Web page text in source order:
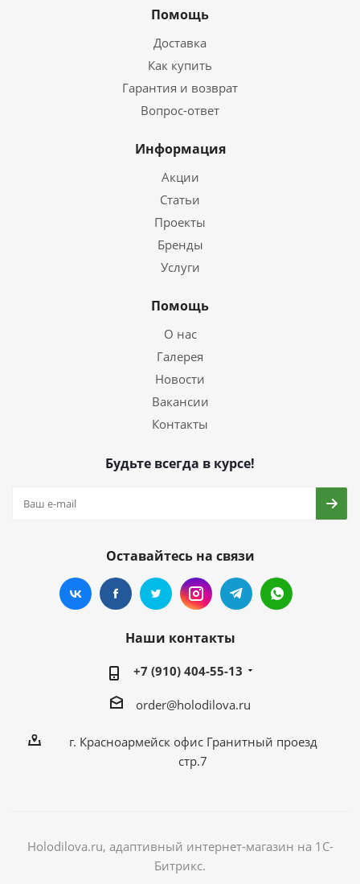
Помощь
Доставка
Как купить
Гарантия и возврат
Вопрос-ответ
Информация
Акции
Статьи
Проекты
Бренды
Услуги
Помощь
О нас
Галерея
Новости
Вакансии
Контакты
Будьте всегда в курсе!
Оставайтесь на связи
Наши контакты
+7 (910) 404-55-13
order@holodilova.ru
г. Красноармейск офис Гранитный проезд
стр.7
Holodilova.ru, адаптивный интернет-магазин на 1С-
Битрикс.